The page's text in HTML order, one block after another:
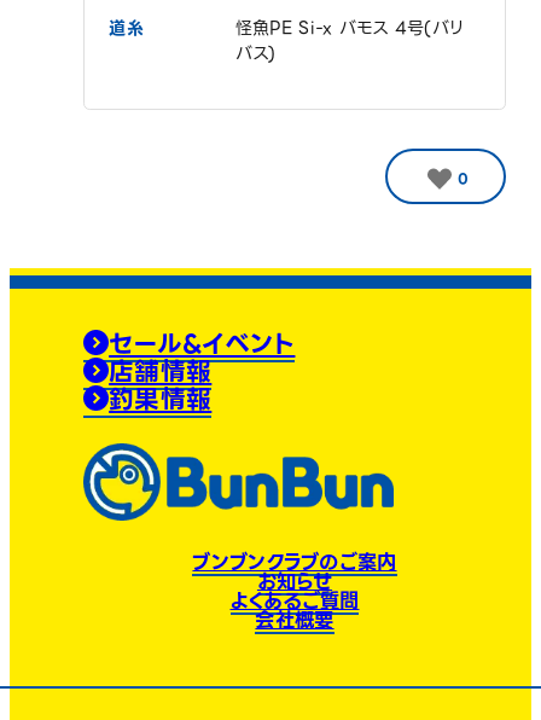
道糸
怪魚PE Si-x バモス 4号(バリ
バス)
0
セール&イベント
店舗情報
釣果情報
ブンブンクラブのご案内
お知らせ
よくあるご質問
会社概要